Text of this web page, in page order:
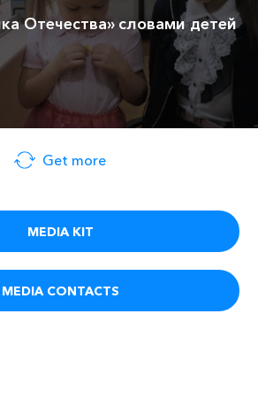
Отечества» словами детей
Get more
MEDIA KIT
MEDIA CONTACTS